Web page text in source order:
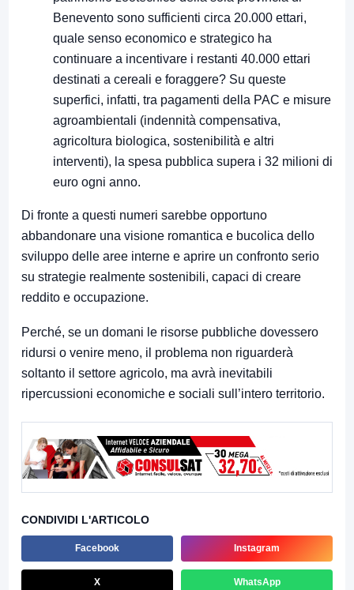
Benevento sono sufficienti circa 20.000 ettari,
quale senso economico e strategico ha
continuare a incentivare i restanti 40.000 ettari
destinati a cereali e foraggere? Su queste
superfici, infatti, tra pagamenti della PAC e misure
agroambientali (indennità compensativa,
agricoltura biologica, sostenibilità e altri
interventi), la spesa pubblica supera i 32 milioni di
euro ogni anno.
Di fronte a questi numeri sarebbe opportuno
abbandonare una visione romantica e bucolica dello
sviluppo delle aree interne e aprire un confronto serio
su strategie realmente sostenibili, capaci di creare
reddito e occupazione.
Perché, se un domani le risorse pubbliche dovessero
ridursi o venire meno, il problema non riguarderà
soltanto il settore agricolo, ma avrà inevitabili
ripercussioni economiche e sociali sull’intero territorio.
CONDIVIDI L'ARTICOLO
Facebook Instagram
X WhatsApp